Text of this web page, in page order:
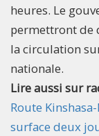
heures. Le
permettront de
la circulation
nationale.
Lire aussi sur
Route
surface deux